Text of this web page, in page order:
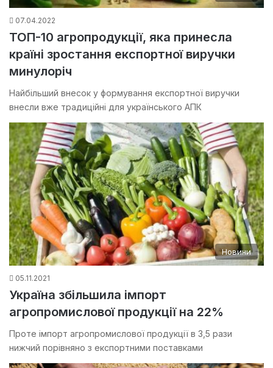
07.04.2022
ТОП-10 агропродукції, яка принесла
країні зростання експортної виручки
минулоріч
Найбільший внесок у формування експортної виручки
внесли вже традиційні для українського АПК
Новини
05.11.2021
Україна збільшила імпорт
агропромислової продукції на 22%
Проте імпорт агропромислової продукції в 3,5 рази
нижчий порівняно з експортними поставками